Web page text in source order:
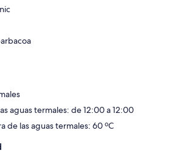
aguas termales: de 12:00 a 12:00
de las aguas termales: 60 ºC